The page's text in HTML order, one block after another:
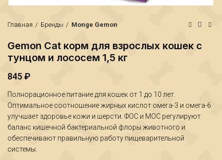
Главная Бренды Monge Gemon
₽
Gemon Cat корм для взрослых кошек с
тунцом и лососем 1,5 кг
845₽
Полнорационное питание для кошек от 1 до 10 лет.
Оптимальное соотношение жирных кислот омега-3 и омега-6
улучшает здоровье кожи и шерсти. ФОС и МОС регулируют
баланс кишечной бактериальной флоры животного и
обеспечивают правильную работу пищеварительной
системы.